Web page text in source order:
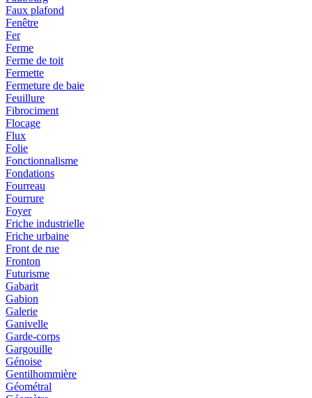
Faux plafond
Fenêtre
Fer
Ferme
Ferme de toit
Fermette
Fermeture de baie
Feuillure
Fibrociment
Flocage
Flux
Folie
Fonctionnalisme
Fondations
Fourreau
Fourrure
Foyer
Friche industrielle
Friche urbaine
Front de rue
Fronton
Futurisme
Gabarit
Gabion
Galerie
Ganivelle
Garde-corps
Gargouille
Génoise
Gentilhommière
Géométral